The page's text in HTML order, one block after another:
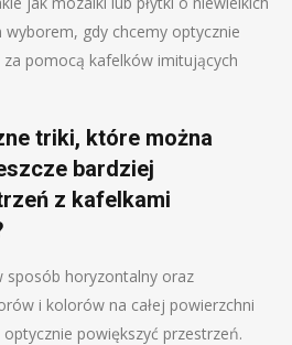
gdy chcemy optycznie
za pomocą kafelków imitujących
triki, które można
bardziej
z kafelkami
sposób horyzontalny oraz
i kolorów na całej powierzchni
powiększyć przestrzeń.